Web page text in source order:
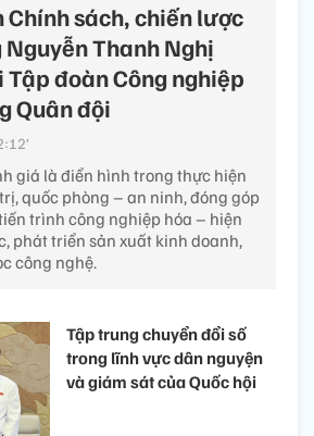
Chính sách, chiến lược
Thanh Nghị
đoàn Công nghiệp
Quân đội
giá là điển hình trong thực hiện
quốc phòng – an ninh, đóng góp
trình công nghiệp hóa – hiện
phát triển sản xuất kinh doanh,
công nghệ.
Tập trung chuyển đổi số
trong lĩnh vực dân nguyện
và giám sát của Quốc hội